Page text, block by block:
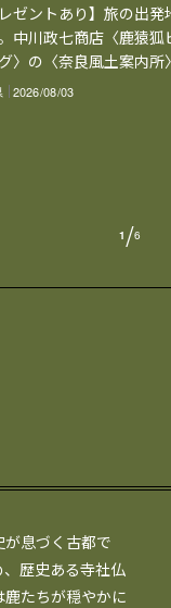
息づく古都で
歴史ある寺社仏
たちが穏やかに
レゼントあり】旅の出発
中川政七商店〈鹿猿狐
〉の〈奈良風土案内所
2026/08/03
1 /6